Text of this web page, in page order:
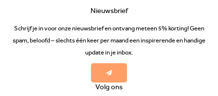
Nieuwsbrief
Schrijf je in voor onze nieuwsbrief en ontvang meteen 5% korting! Geen
spam, beloofd – slechts één keer per maand een inspirerende en handige
update in je inbox.
Volg ons